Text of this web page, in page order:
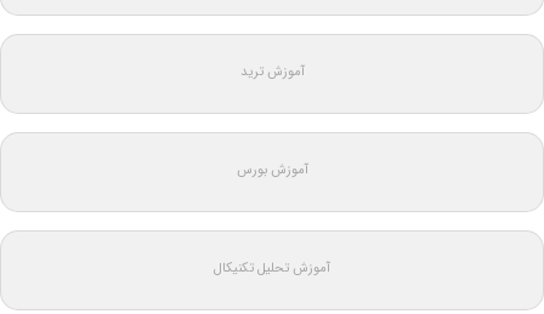
آموزش ترید
آموزش بورس
آموزش تحلیل تکنیکال